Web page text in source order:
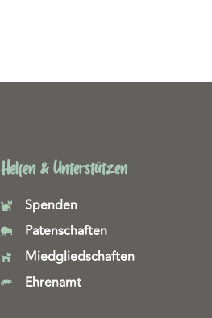
Helfen & Unterstützen
Spenden
Patenschaften
Miedgliedschaften
Ehrenamt